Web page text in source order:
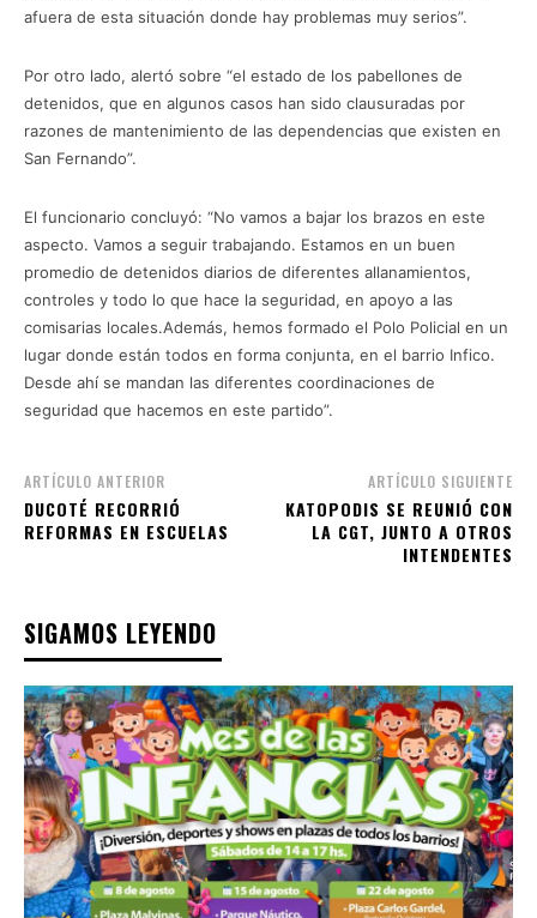
afuera de esta situación donde hay problemas muy serios”.
Por otro lado, alertó sobre “el estado de los pabellones de
detenidos, que en algunos casos han sido clausuradas por
razones de mantenimiento de las dependencias que existen en
San Fernando”.
El funcionario concluyó: “No vamos a bajar los brazos en este
aspecto. Vamos a seguir trabajando. Estamos en un buen
promedio de detenidos diarios de diferentes allanamientos,
controles y todo lo que hace la seguridad, en apoyo a las
comisarias locales.Además, hemos formado el Polo Policial en un
lugar donde están todos en forma conjunta, en el barrio Infico.
Desde ahí se mandan las diferentes coordinaciones de
seguridad que hacemos en este partido”.
ARTÍCULO ANTERIOR
DUCOTÉ RECORRIÓ
REFORMAS EN ESCUELAS
ARTÍCULO SIGUIENTE
KATOPODIS SE REUNIÓ CON
LA CGT, JUNTO A OTROS
INTENDENTES
SIGAMOS LEYENDO